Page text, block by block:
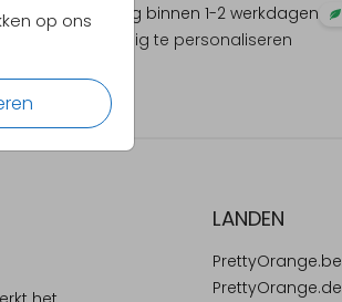
op ons
Verzending binnen 1-2 werkdagen
Alles volledig te personaliseren
LANDEN
PrettyOrange.be
PrettyOrange.de